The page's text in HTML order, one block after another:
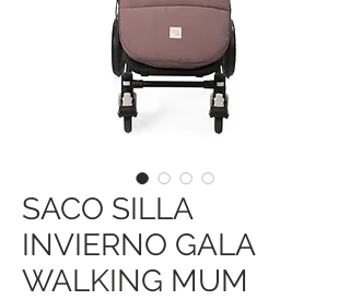
SACO SILLA
INVIERNO GALA
WALKING MUM